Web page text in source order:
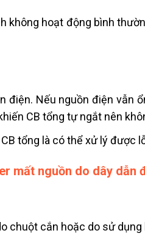
không hoạt động bình
điện. Nếu nguồn điện vẫn
CB tổng tự ngắt nên
tổng là có thể xử lý được
mất nguồn do dây dẫn
chuột cắn hoặc do sử